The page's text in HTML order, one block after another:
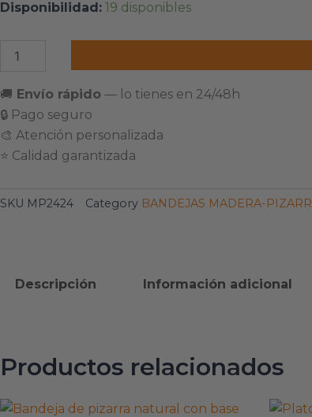
Disponibilidad: 19 disponibles
BANDEJA
DE
DE
24
cm
PIZARRA
🚚 Envío rápido — lo tienes en 24/48h
🔒 Pago seguro
🎨 Atención personalizada
⭐ Calidad garantizada
SKU MP2424 Category BANDEJAS MADERA-
Descripción Información adicional
Productos relacionados